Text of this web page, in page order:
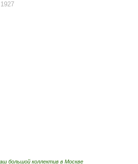
1927
большой коллектив в Москве